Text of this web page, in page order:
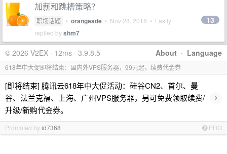
加薪和跳槽策略？
职场话题 • orangeade • Nov 28, 2018 • Lastly
replied byshm7
13
About · Language
© 2026 V2EX · 12ms · 3.9.8.5
618年中大促即将结束：国内外VPS服务器，99元起，续费代金券
[即将结束] 腾讯云618年中大促活动：硅谷CN2、首尔、曼
谷、法兰克福、上海、广州VPS服务器，另可免费领取续费/
升级/新购代金券。
›
Promoted byid7368 PRO